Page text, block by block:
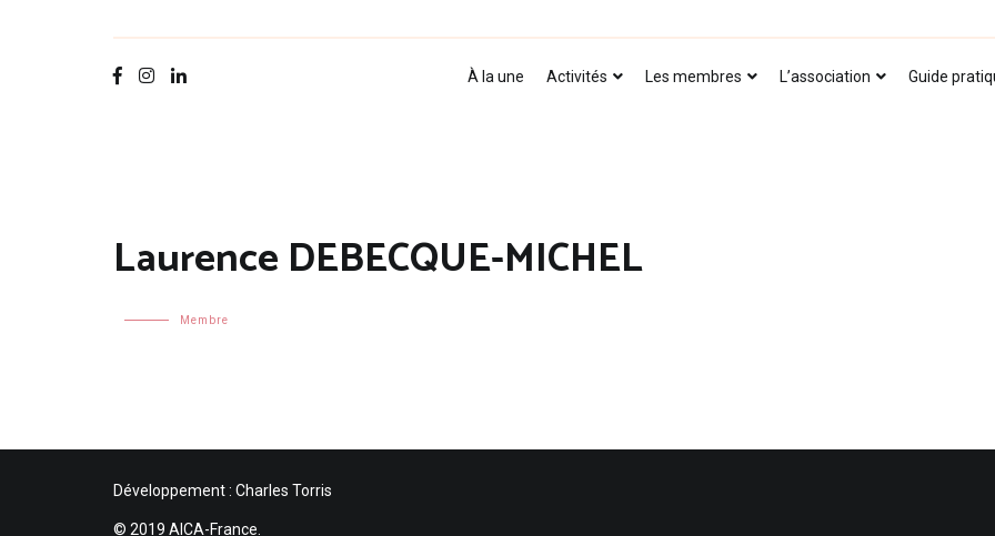
À la une Activités Les membres L’association Guide
Laurence DEBECQUE-MICHEL
Membre
Développement : Charles Torris
© 2019 AICA-France.